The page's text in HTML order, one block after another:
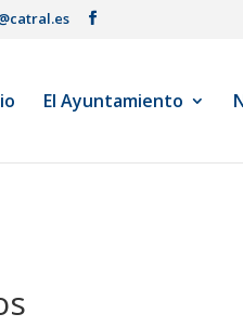
El Ayuntamiento